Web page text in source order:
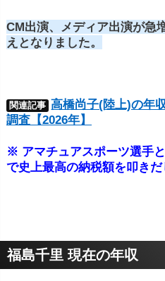
CM出演、メディア出演が急
えとなりました。
関連記事 高橋尚子(陸上)の年
調査【2026年】
※ アマチュアスポーツ選手
で史上最高の納税額を叩きだ
福島千里 現在の年収